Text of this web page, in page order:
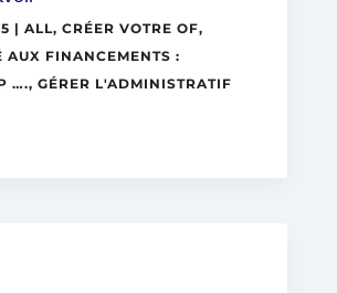
| ALL, CRÉER VOTRE OF,
AUX FINANCEMENTS :
…., GÉRER L'ADMINISTRATIF